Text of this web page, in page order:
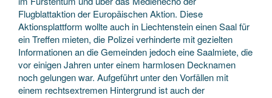
Flugblattaktion der Europäischen Aktion. Diese
Aktionsplattform wollte auch in Liechtenstein einen Saal für
ein Treffen mieten, die Polizei verhinderte mit gezielten
Informationen an die Gemeinden jedoch eine Saalmiete, die
vor einigen Jahren unter einem harmlosen Decknamen
noch gelungen war. Aufgeführt unter den Vorfällen mit
einem rechtsextremen Hintergrund ist auch der